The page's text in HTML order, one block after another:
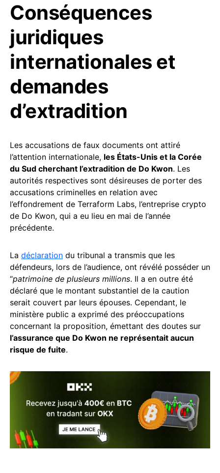
Conséquences
juridiques
internationales et
demandes
d’extradition
Les accusations de faux documents ont attiré
l’attention internationale, les États-Unis et la Corée
du Sud cherchant l’extradition de Do Kwon. Les
autorités respectives sont désireuses de porter des
accusations criminelles en relation avec
l’effondrement de Terraform Labs, l’entreprise crypto
de Do Kwon, qui a eu lieu en mai de l’année
précédente.
La déclaration du tribunal a transmis que les
défendeurs, lors de l’audience, ont révélé posséder un
“patrimoine de plusieurs millions. Il a en outre été
déclaré que le montant substantiel de la caution
serait couvert par leurs épouses. Cependant, le
ministère public a exprimé des préoccupations
concernant la proposition, émettant des doutes sur
l’assurance que Do Kwon ne représentait aucun
risque de fuite.